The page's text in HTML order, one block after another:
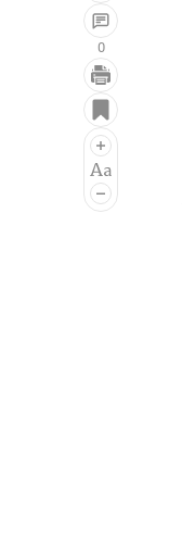
Điện ảnh
Âm nhạc
0